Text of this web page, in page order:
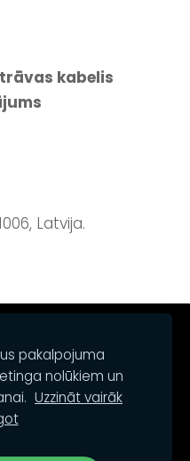
Latvija.
kabelis
pakalpojuma
nolūkiem un
Uzzināt vairāk